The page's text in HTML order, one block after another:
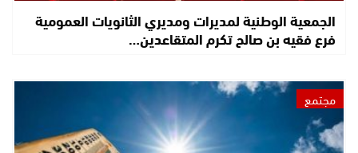
الجمعية الوطنية لمديرات ومديري الثانويات العمومية
فرع فقيه بن صالح تكرم المتقاعدين…
مجتمع